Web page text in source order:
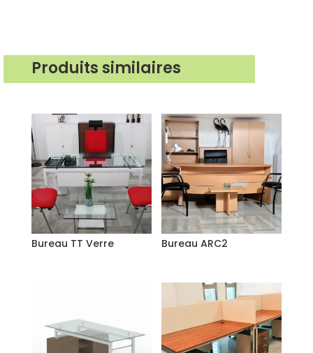
Produits similaires
Bureau TT Verre Bureau ARC2